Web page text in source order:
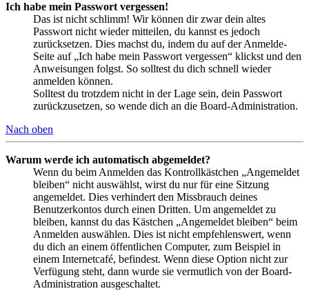
Ich habe mein Passwort vergessen!
Das ist nicht schlimm! Wir können dir zwar dein altes
Passwort nicht wieder mitteilen, du kannst es jedoch
zurücksetzen. Dies machst du, indem du auf der Anmelde-
Seite auf „Ich habe mein Passwort vergessen“ klickst und den
Anweisungen folgst. So solltest du dich schnell wieder
anmelden können.
Solltest du trotzdem nicht in der Lage sein, dein Passwort
zurückzusetzen, so wende dich an die Board-Administration.
Nach oben
Warum werde ich automatisch abgemeldet?
Wenn du beim Anmelden das Kontrollkästchen „Angemeldet
bleiben“ nicht auswählst, wirst du nur für eine Sitzung
angemeldet. Dies verhindert den Missbrauch deines
Benutzerkontos durch einen Dritten. Um angemeldet zu
bleiben, kannst du das Kästchen „Angemeldet bleiben“ beim
Anmelden auswählen. Dies ist nicht empfehlenswert, wenn
du dich an einem öffentlichen Computer, zum Beispiel in
einem Internetcafé, befindest. Wenn diese Option nicht zur
Verfügung steht, dann wurde sie vermutlich von der Board-
Administration ausgeschaltet.